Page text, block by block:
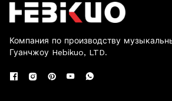
Компания по производству
Гуанчжоу Hebikuo, LTD.